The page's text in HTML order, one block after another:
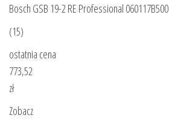
Bosch GSB 19-2 RE Professional 060117B500
(15)
ostatnia cena
773,52
zł
Zobacz